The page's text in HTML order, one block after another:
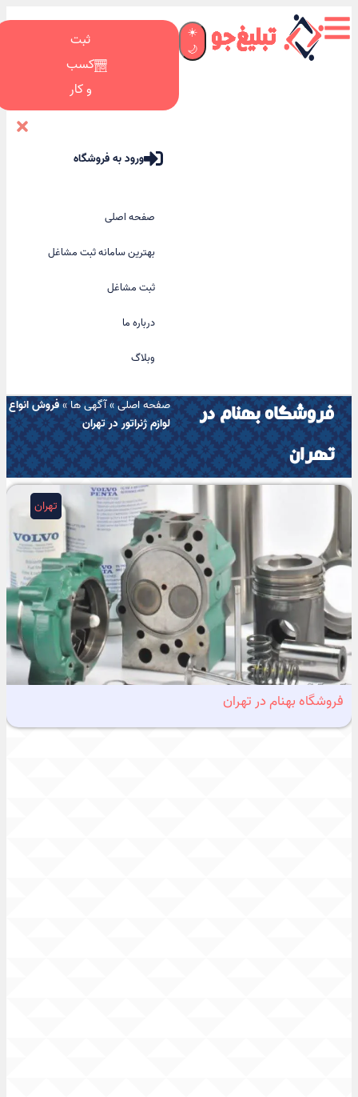
☀️
🌙
ثبت
کسب
و کار
ورود به فروشگاه
صفحه اصلی
بهترین سامانه ثبت مشاغل
ثبت مشاغل
درباره ما
وبلاگ
فروشگاه بهنام در
تهران
صفحه اصلی»آگهی ها»فروش انواع
لوازم ژنراتور در تهران
تهران
فروشگاه بهنام در تهران